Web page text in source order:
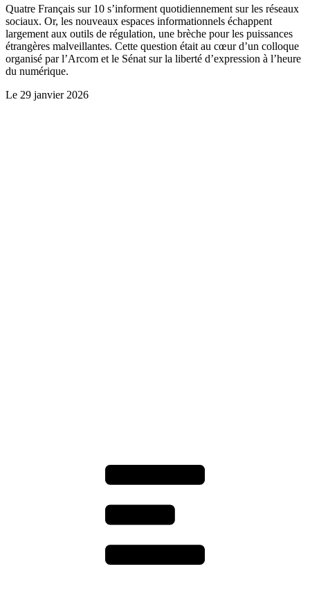
Quatre Français sur 10 s’informent quotidiennement sur les réseaux
sociaux. Or, les nouveaux espaces informationnels échappent
largement aux outils de régulation, une brèche pour les puissances
étrangères malveillantes. Cette question était au cœur d’un colloque
organisé par l’Arcom et le Sénat sur la liberté d’expression à l’heure
du numérique.
Le 29 janvier 2026